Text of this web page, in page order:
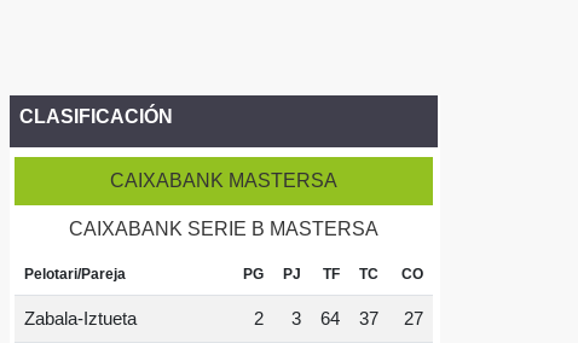
CLASIFICACIÓN
CAIXABANK MASTERSA
CAIXABANK SERIE B MASTERSA
Pelotari/Pareja PG PJ TF TC CO
Zabala-Iztueta 2 3 64 37 27